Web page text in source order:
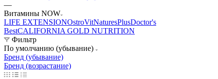
—
Витамины NOW
LIFE EXTENSIONOstroVitNaturesPlusDoctor's
BestCALIFORNIA GOLD NUTRITION
Фильтр
По умолчанию (убывание)
Бренд (убывание)
Бренд (возрастание)